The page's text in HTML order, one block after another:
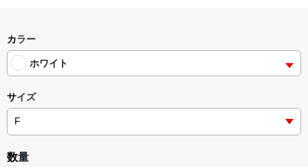
カラー
ホワイト
サイズ
数量